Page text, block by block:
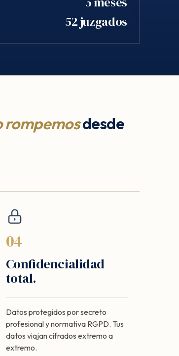
52 juzgados
rompemosdesde
04
Confidencialidad
total.
Datos protegidos por secreto
profesional y normativa RGPD. Tus
datos viajan cifrados extremo a
extremo.